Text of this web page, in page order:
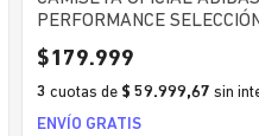
PERFORMANCE SELECCIÓN
ARGENTINA AFA HOME
"MESSI" HOMBRE
$179.999
3 cuotas de $ 59.999,67 sin
ENVÍO GRATIS